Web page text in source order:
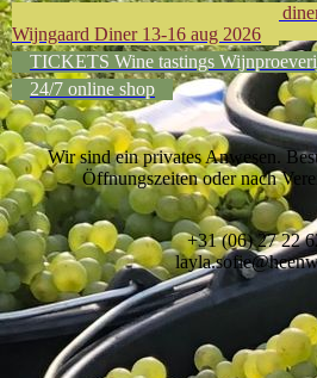
LAATSTE TICKETS Exclusive
Wijngaard Diner 13-16 aug 2026
TICKETS Wine tastings
24/7 online shop
Wir sind ein privates Anwesen.
Öffnungszeiten oder nach
+31 (06) 27 22